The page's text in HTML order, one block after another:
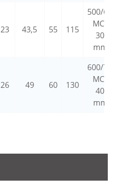
23 43,5 55 115
500/600
MCM
300
mm²
26 49 60 130
600/750
MCM
400
mm²